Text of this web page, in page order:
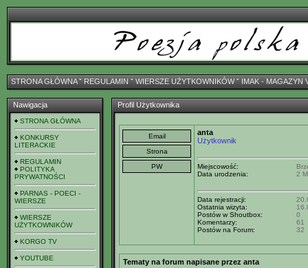
STRONA GŁÓWNAˇ REGULAMIN ˇ WIERSZE UŻYTKOWNIKÓWˇ IMAK - MAGAZYN
Nawigacja
STRONA GŁÓWNA
KONKURSY
LITERACKIE
REGULAMIN
POLITYKA
PRYWATNOŚCI
PARNAS - POECI -
WIERSZE
WIERSZE
UŻYTKOWNIKÓW
KORGO TV
YOUTUBE
Profil Użytkownika
anta
Użytkownik
Miejscowość:
Data urodzenia:
2
Data rejestracji:
Ostatnia wizyta:
Postów w Shoutbox:
0
Komentarzy:
61
Postów na Forum:
32
Tematy na forum napisane przez anta